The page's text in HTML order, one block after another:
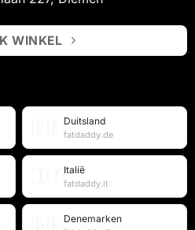
WINKEL
Duitsland
fatdaddy.de
Italië
fatdaddy.it
Denemarken